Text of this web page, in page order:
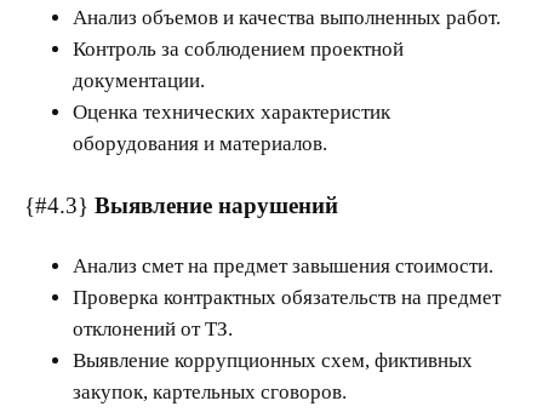
Анализ объемов и качества выполненных работ.
Контроль за соблюдением проектной
документации.
Оценка технических характеристик
оборудования и материалов.
{#4.3} Выявление нарушений
Анализ смет на предмет завышения стоимости.
Проверка контрактных обязательств на предмет
отклонений от ТЗ.
Выявление коррупционных схем, фиктивных
закупок, картельных сговоров.